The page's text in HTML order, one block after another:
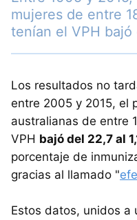
mujeres de entre
tenían el VPH bajó
Los resultados no
entre 2005 y 2015, el
australianas de entre
VPH bajó del 22,7 al
porcentaje de
gracias al llamado "
Estos datos, unidos a